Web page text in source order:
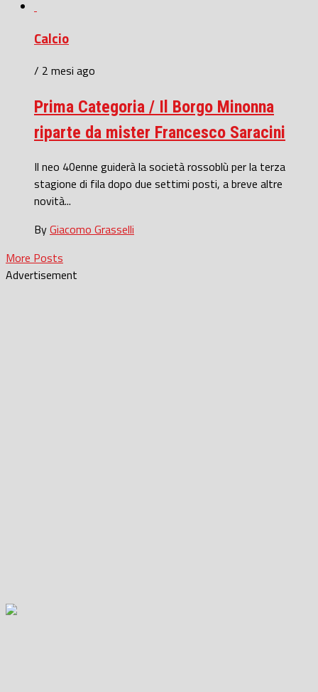
Calcio
/ 2 mesi ago
Prima Categoria / Il Borgo Minonna
riparte da mister Francesco Saracini
Il neo 40enne guiderà la società rossoblù per la terza
stagione di fila dopo due settimi posti, a breve altre
novità...
ByGiacomo Grasselli
More Posts
Advertisement